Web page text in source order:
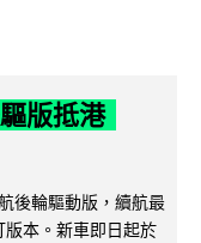
版抵港
後輪驅動版，續航最
本。新車即日起於